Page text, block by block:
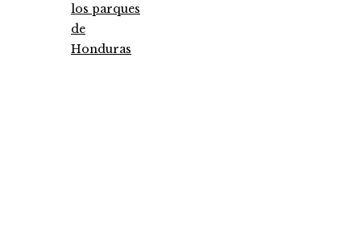
los parques
de
Honduras